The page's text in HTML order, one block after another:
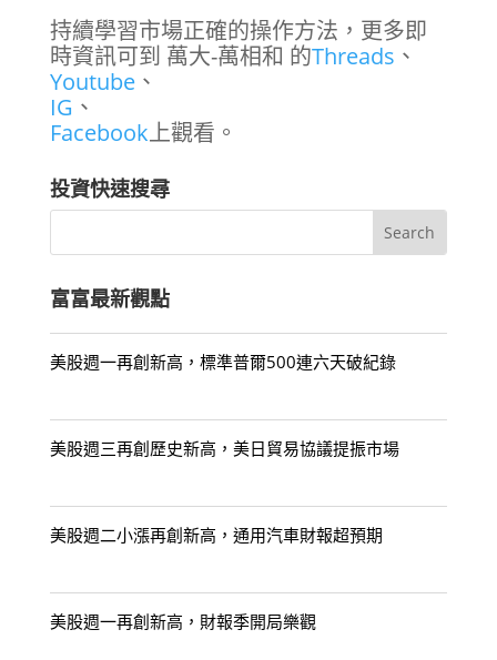
持續學習市場正確的操作方法，更多即
時資訊可到 萬大-萬相和 的Threads 、
Youtube、
IG 、
Facebook上觀看。
投資快速搜尋
富富最新觀點
美股週一再創新高，標準普爾500連六天破紀錄
美股週三再創歷史新高，美日貿易協議提振市場
美股週二小漲再創新高，通用汽車財報超預期
美股週一再創新高，財報季開局樂觀